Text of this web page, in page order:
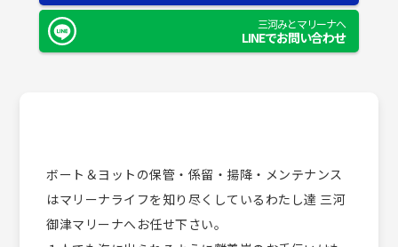
三河みとマリーナへ
LINEでお問い合わせ
ボート＆ヨットの保管・係留・揚降・メンテナンス
はマリーナライフを知り尽くしているわたし達 三河
御津マリーナへお任せ下さい。